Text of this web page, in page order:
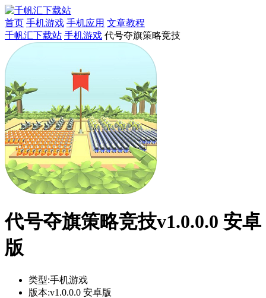
首页 手机游戏 手机应用 文章教程
千帆汇下载站 手机游戏 代号夺旗策略竞技
代号夺旗策略竞技v1.0.0.0 安卓
版
类型:手机游戏
版本:v1.0.0.0 安卓版